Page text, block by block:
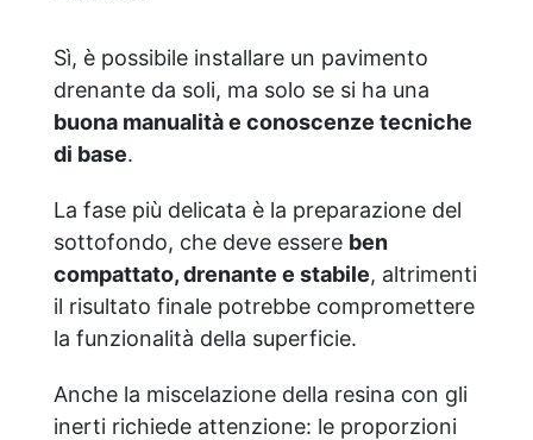
Sì, è possibile installare un pavimento
drenante da soli, ma solo se si ha una
buona manualità e conoscenze tecniche
di base.
La fase più delicata è la preparazione del
sottofondo, che deve essere ben
compattato, drenante e stabile, altrimenti
il risultato finale potrebbe compromettere
la funzionalità della superficie.
Anche la miscelazione della resina con gli
inerti richiede attenzione: le proporzioni